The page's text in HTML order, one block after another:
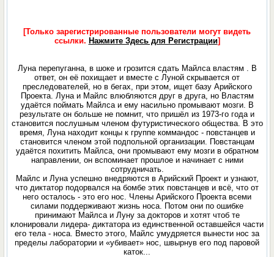
[Только зарегистрированные пользователи могут видеть
ссылки. Нажмите Здесь для Регистрации]
Луна перепуганна, в шоке и грозится сдать Майлса властям . В
ответ, он её похищает и вместе с Луной скрывается от
преследователей, но в бегах, при этом, ищет базу Арийского
Проекта. Луна и Майлс влюбляются друг в другa, но Властям
удаётся поймать Майлса и ему насильно промывают мозги. В
результате он больше не помнит, что пришёл из 1973-го года и
становится послушным членом футуристического общества. В это
время, Луна находит концы к группе коммандос - повстанцев и
становится членом этой подпольной организации. Повстанцам
удаётся похитить Майлса, они промывают ему мозги в обратном
направлении, он вспоминает прошлое и начинает с ними
сотрудничать.
Майлс и Луна успешно внедряются в Арийский Проект и узнают,
что диктатор подорвался на бомбе этих повстанцев и всё, что от
него осталось - это его нос. Члены Арийского Проекта всеми
силами поддерживают жизнь носа. Потом они по ошибке
принимают Майлса и Луну за докторов и хотят чтоб те
клонировали лидера- диктатора из единственной оставшейся части
его тела - носа. Вместо этого, Майлс умудряется вынести нос за
пределы лаборатории и «убивает» нос, швырнув его под паровой
каток...